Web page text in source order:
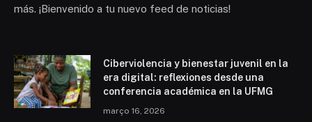
más. ¡Bienvenido a tu nuevo feed de noticias!
Ciberviolencia y bienestar juvenil en la
era digital: reflexiones desde una
conferencia académica en la UFMG
março 16, 2026